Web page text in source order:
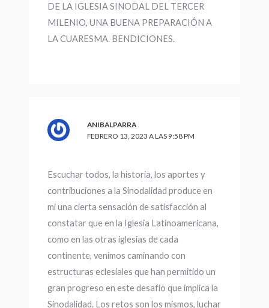
DE LA IGLESIA SINODAL DEL TERCER
MILENIO, UNA BUENA PREPARACIÓN A
LA CUARESMA. BENDICIONES.
ANIBALPARRA
FEBRERO 13, 2023 A LAS 9:58 PM
Escuchar todos, la historia, los aportes y
contribuciones a la Sinodalidad produce en
mi una cierta sensación de satisfacción al
constatar que en la Iglesia Latinoamericana,
como en las otras iglesias de cada
continente, venimos caminando con
estructuras eclesiales que han permitido un
gran progreso en este desafío que implica la
Sinodalidad. Los retos son los mismos, luchar